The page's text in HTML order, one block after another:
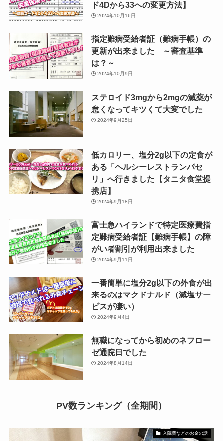
ド4Dから33への変更方法】
2024年10月16日
指定難病受給者証（難病手帳）の
更新が出来ました ～審査基準
は？～
2024年10月9日
ステロイド3mgから2mgの減薬が
怠くなってキツくて大変でした
2024年9月25日
低カロリー、塩分2g以下の定食が
ある「ヘルシーレストランパセ
リ」へ行きました【タニタ食堂提
携店】
2024年9月18日
富士急ハイランドで特定医療費指
定難病受給者証【難病手帳】の障
がい者割引が利用出来ました
2024年9月11日
一番簡単に塩分2g以下の外食が出
来るのはマクドナルド（減塩サー
ビスが凄い）
2024年9月4日
無職になってから初めのネフロー
ゼ通院日でした
2024年8月14日
PV数ランキング（全期間）
入院費などのお金の話